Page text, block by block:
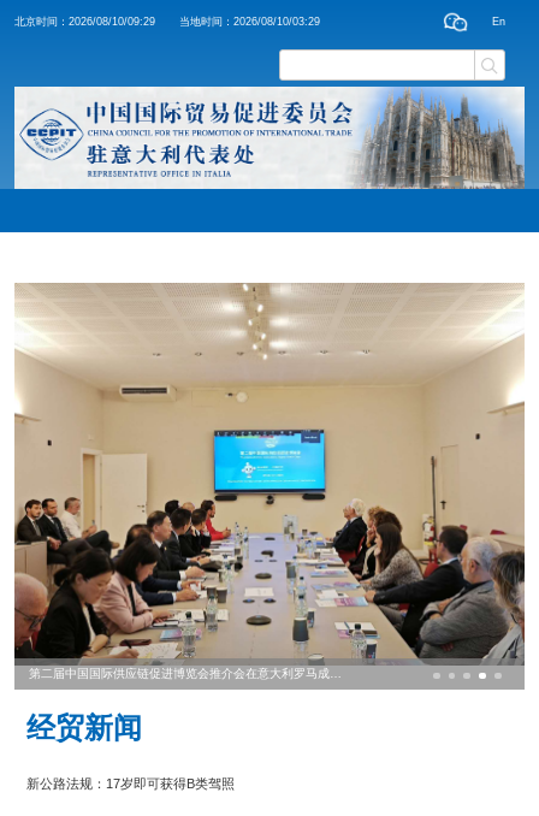
北京时间： 2026/08/10/09:29 当地时间： 2026/08/10/03:29 En
经贸新闻
新公路法规：17岁即可获得B类驾照